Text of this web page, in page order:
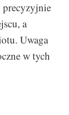
precyzyjnie
a
Uwaga
w tych